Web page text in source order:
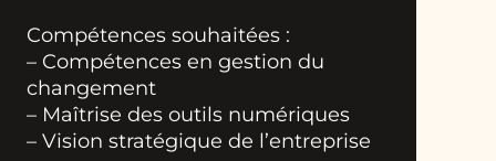
Compétences souhaitées :
– Compétences en gestion du
changement
– Maîtrise des outils numériques
– Vision stratégique de l’entreprise